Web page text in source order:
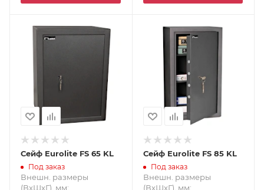
Сейф Eurolite FS 65 KL
Под заказ
Внешн. размеры
(ВxШxГ), мм:
Сейф Eurolite FS 85 KL
Под заказ
Внешн. размеры
(ВxШxГ), мм: